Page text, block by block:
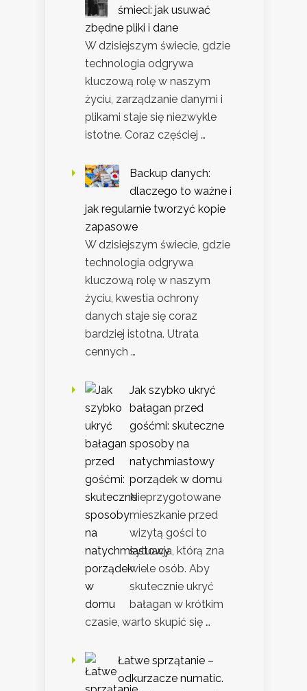
śmieci: jak usuwać
zbędne pliki i dane
W dzisiejszym świecie, gdzie
technologia odgrywa
kluczową rolę w naszym
życiu, zarządzanie danymi i
plikami staje się niezwykle
istotne. Coraz częściej …
Backup danych:
dlaczego to ważne i
jak regularnie tworzyć kopie
zapasowe
W dzisiejszym świecie, gdzie
technologia odgrywa
kluczową rolę w naszym
życiu, kwestia ochrony
danych staje się coraz
bardziej istotna. Utrata
cennych …
Jak szybko ukryć
bałagan przed
gośćmi: skuteczne
sposoby na
natychmiastowy
porządek w domu
Nieprzygotowane
mieszkanie przed
wizytą gości to
sytuacja, którą zna
wiele osób. Aby
skutecznie ukryć
bałagan w krótkim
czasie, warto skupić się …
Łatwe sprzątanie –
odkurzacze numatic.